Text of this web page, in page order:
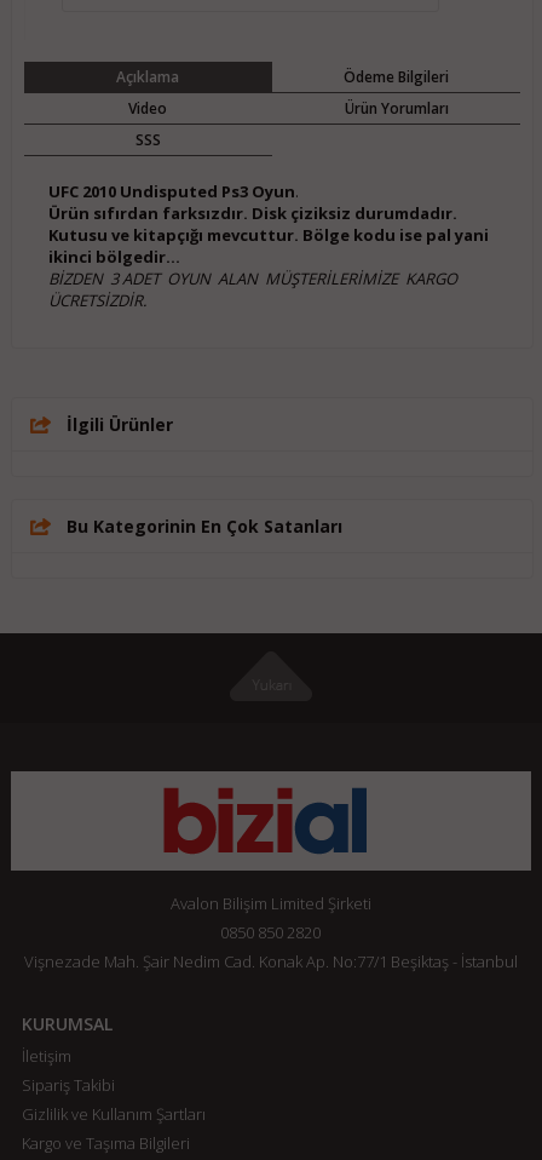
Açıklama
Ödeme Bilgileri
Video
Ürün Yorumları
SSS
UFC 2010 Undisputed Ps3 Oyun.
Ürün sıfırdan farksızdır. Disk çiziksiz durumdadır.
Kutusu ve kitapçığı mevcuttur. Bölge kodu ise pal yani
ikinci bölgedir...
BİZDEN 3 ADET OYUN ALAN MÜŞTERİLERİMİZE KARGO
ÜCRETSİZDİR.
İlgili Ürünler
Bu Kategorinin En Çok Satanları
Avalon Bilişim Limited Şirketi
0850 850 2820
Vişnezade Mah. Şair Nedim Cad. Konak Ap. No:77/1 Beşiktaş - İstanbul
KURUMSAL
İletişim
Sipariş Takibi
Gizlilik ve Kullanım Şartları
Kargo ve Taşıma Bilgileri